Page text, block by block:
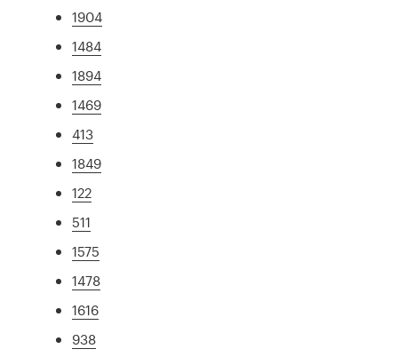
1904
1484
1894
1469
413
1849
122
511
1575
1478
1616
938